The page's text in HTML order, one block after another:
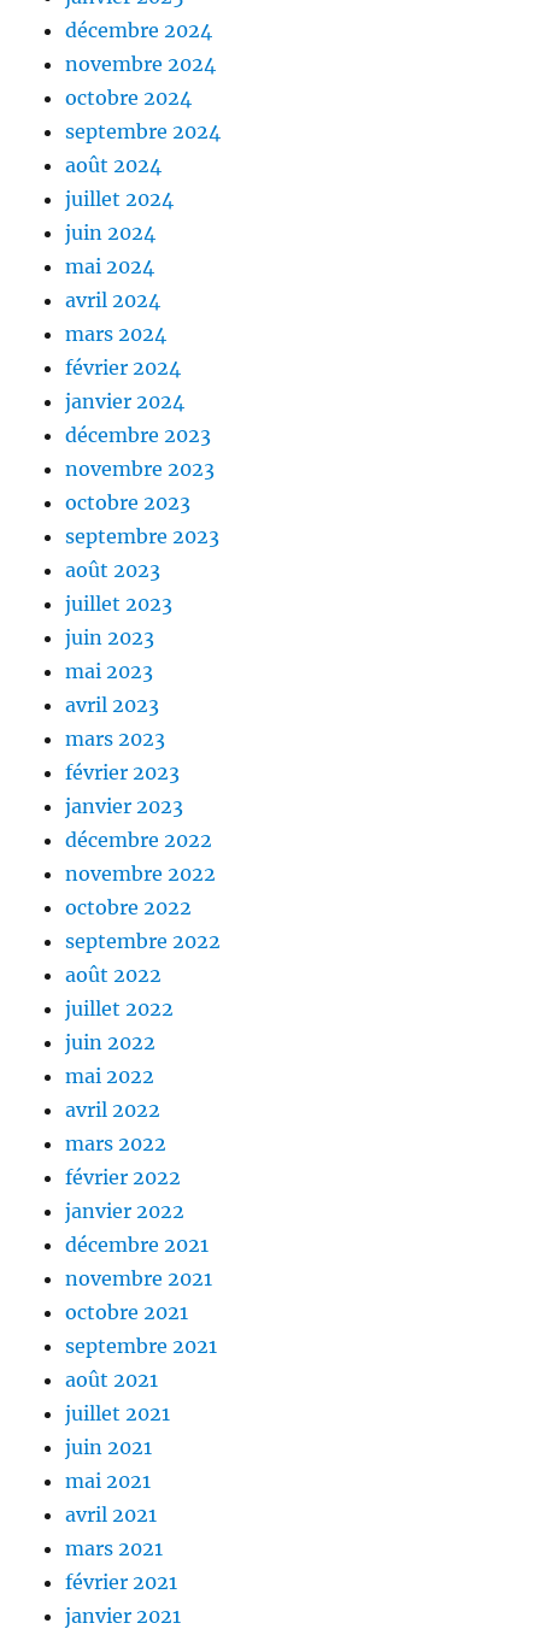
décembre 2024
novembre 2024
octobre 2024
septembre 2024
août 2024
juillet 2024
juin 2024
mai 2024
avril 2024
mars 2024
février 2024
janvier 2024
décembre 2023
novembre 2023
octobre 2023
septembre 2023
août 2023
juillet 2023
juin 2023
mai 2023
avril 2023
mars 2023
février 2023
janvier 2023
décembre 2022
novembre 2022
octobre 2022
septembre 2022
août 2022
juillet 2022
juin 2022
mai 2022
avril 2022
mars 2022
février 2022
janvier 2022
décembre 2021
novembre 2021
octobre 2021
septembre 2021
août 2021
juillet 2021
juin 2021
mai 2021
avril 2021
mars 2021
février 2021
janvier 2021